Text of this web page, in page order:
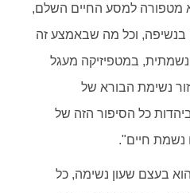
מטפורה למסע החיים השלם,
בנשיפה, וכל מה שבאמצע זה
במטפיזיקה מעגל
נשימת הבורא של
כל הסיפור הזה של
נשמת חיים".
הוא בעצם שעון נשימה, כל